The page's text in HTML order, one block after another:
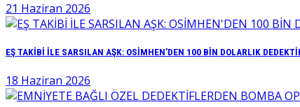
21 Haziran 2026
EŞ TAKİBİ İLE SARSILAN AŞK: OSİMHEN’DEN 100 BİN DOLARLIK
18 Haziran 2026